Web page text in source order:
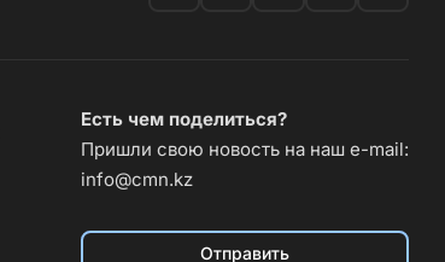
Есть чем поделиться?
Пришли свою новость на наш e-mail:
info@cmn.kz
Отправить